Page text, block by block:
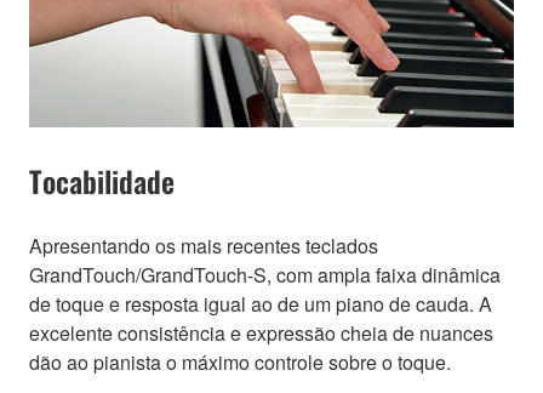
Tocabilidade
Apresentando os mais recentes teclados
GrandTouch/GrandTouch-S, com ampla faixa dinâmica
de toque e resposta igual ao de um piano de cauda. A
excelente consistência e expressão cheia de nuances
dão ao pianista o máximo controle sobre o toque.